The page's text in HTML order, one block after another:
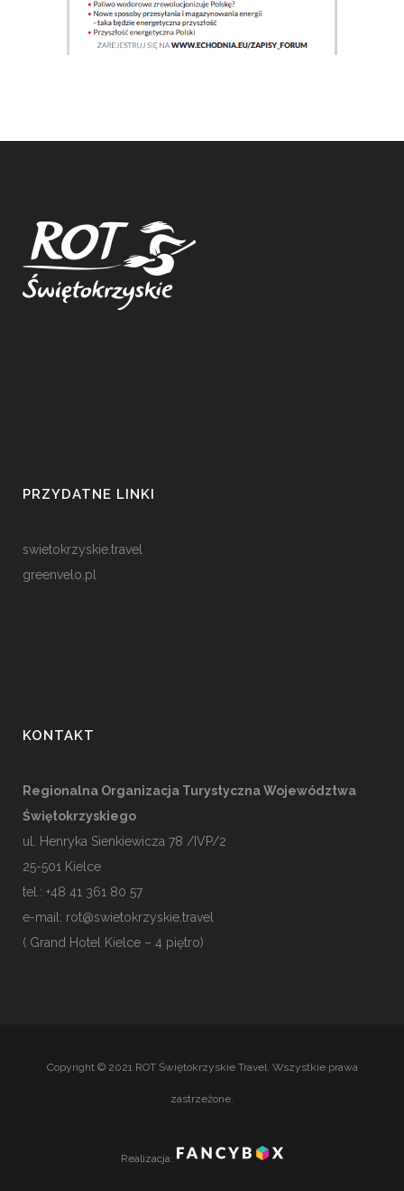
PRZYDATNE LINKI
swietokrzyskie.travel
greenvelo.pl
KONTAKT
Regionalna Organizacja Turystyczna Województwa
Świętokrzyskiego
ul. Henryka Sienkiewicza 78 /IVP/2
25-501 Kielce
tel.: +48 41 361 80 57
e-mail: rot@swietokrzyskie.travel
( Grand Hotel Kielce – 4 piętro)
Copyright © 2021 ROT Świętokrzyskie Travel. Wszystkie prawa
zastrzeżone.
Realizacja: